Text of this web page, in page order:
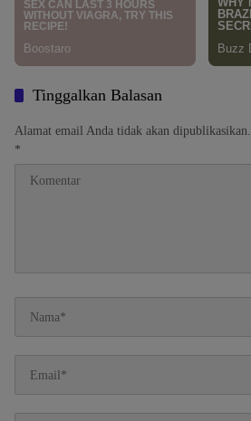
Tinggalkan Balasan
Alamat email Anda tidak akan dipublikasikan.
*